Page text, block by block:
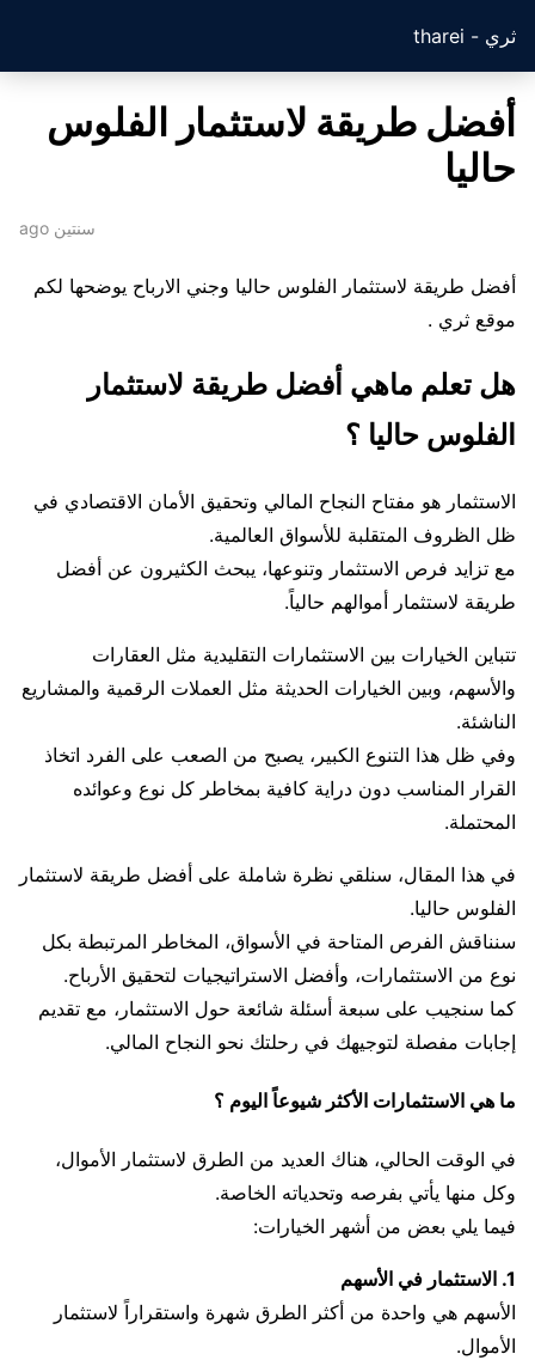
ثري - tharei
أفضل طريقة لاستثمار الفلوس
حاليا
سنتين ago
أفضل طريقة لاستثمار الفلوس حاليا وجني الارباح يوضحها لكم
موقع ثري .
هل تعلم ماهي أفضل طريقة لاستثمار
الفلوس حاليا ؟
الاستثمار هو مفتاح النجاح المالي وتحقيق الأمان الاقتصادي في
ظل الظروف المتقلبة للأسواق العالمية.
مع تزايد فرص الاستثمار وتنوعها، يبحث الكثيرون عن أفضل
طريقة لاستثمار أموالهم حالياً.
تتباين الخيارات بين الاستثمارات التقليدية مثل العقارات
والأسهم، وبين الخيارات الحديثة مثل العملات الرقمية والمشاريع
الناشئة.
وفي ظل هذا التنوع الكبير، يصبح من الصعب على الفرد اتخاذ
القرار المناسب دون دراية كافية بمخاطر كل نوع وعوائده
المحتملة.
في هذا المقال، سنلقي نظرة شاملة على أفضل طريقة لاستثمار
الفلوس حاليا.
سنناقش الفرص المتاحة في الأسواق، المخاطر المرتبطة بكل
نوع من الاستثمارات، وأفضل الاستراتيجيات لتحقيق الأرباح.
كما سنجيب على سبعة أسئلة شائعة حول الاستثمار، مع تقديم
إجابات مفصلة لتوجيهك في رحلتك نحو النجاح المالي.
ما هي الاستثمارات الأكثر شيوعاً اليوم ؟
في الوقت الحالي، هناك العديد من الطرق لاستثمار الأموال،
وكل منها يأتي بفرصه وتحدياته الخاصة.
فيما يلي بعض من أشهر الخيارات:
1. الاستثمار في الأسهم
الأسهم هي واحدة من أكثر الطرق شهرة واستقراراً لاستثمار
الأموال.